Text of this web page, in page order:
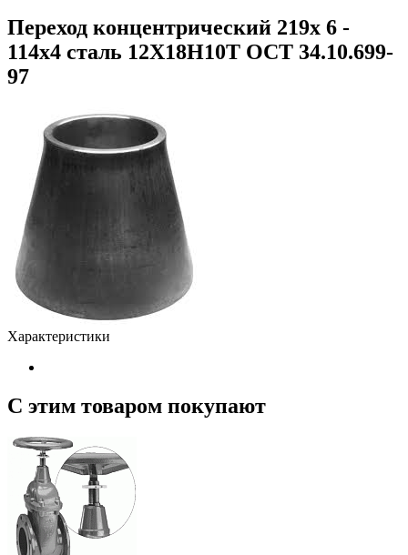
Переход концентрический 219х 6 -
114х4 сталь 12Х18Н10Т ОСТ 34.10.699-
97
Характеристики
С этим товаром покупают